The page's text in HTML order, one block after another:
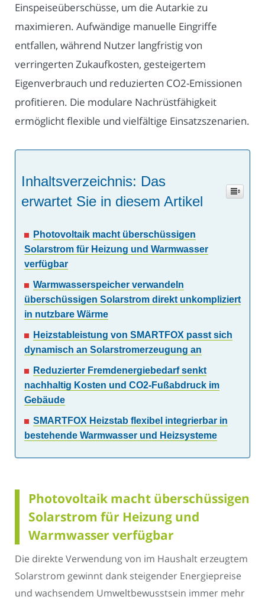
Einspeiseüberschüsse, um die Autarkie zu
maximieren. Aufwändige manuelle Eingriffe
entfallen, während Nutzer langfristig von
verringerten Zukaufkosten, gesteigertem
Eigenverbrauch und reduzierten CO2-Emissionen
profitieren. Die modulare Nachrüstfähigkeit
ermöglicht flexible und vielfältige Einsatzszenarien.
Inhaltsverzeichnis: Das
erwartet Sie in diesem Artikel
Photovoltaik macht überschüssigen
Solarstrom für Heizung und Warmwasser
verfügbar
Warmwasserspeicher verwandeln
überschüssigen Solarstrom direkt unkompliziert
in nutzbare Wärme
Heizstableistung von SMARTFOX passt sich
dynamisch an Solarstromerzeugung an
Reduzierter Fremdenergiebedarf senkt
nachhaltig Kosten und CO2-Fußabdruck im
Gebäude
SMARTFOX Heizstab flexibel integrierbar in
bestehende Warmwasser und Heizsysteme
Photovoltaik macht überschüssigen
Solarstrom für Heizung und
Warmwasser verfügbar
Die direkte Verwendung von im Haushalt erzeugtem
Solarstrom gewinnt dank steigender Energiepreise
und wachsendem Umweltbewusstsein immer mehr